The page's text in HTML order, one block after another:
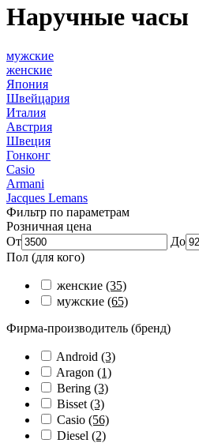
Наручные часы
мужские
женские
Япония
Швейцария
Италия
Австрия
Швеция
Гонконг
Casio
Armani
Jacques Lemans
Фильтр по параметрам
Розничная цена
От
До
Пол (для кого)
женские (35)
мужские (65)
Фирма-производитель (бренд)
Android (3)
Aragon (1)
Bering (3)
Bisset (3)
Casio (56)
Diesel (2)